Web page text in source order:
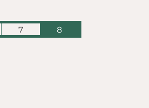
7 8